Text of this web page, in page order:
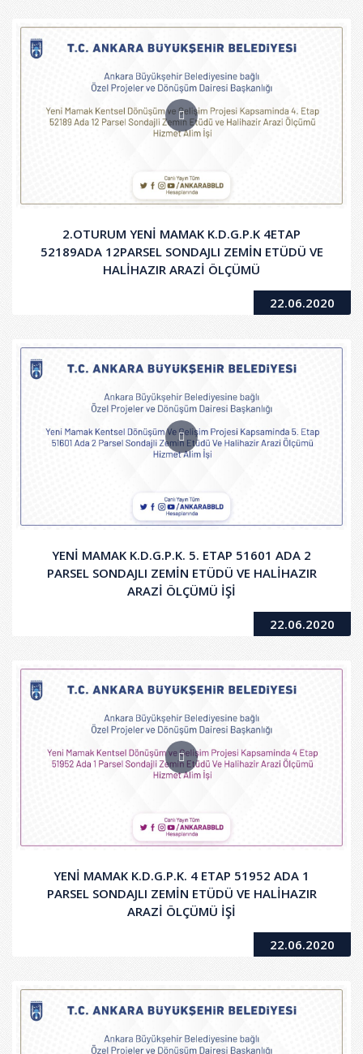
2.OTURUM YENİ MAMAK K.D.G.P.K 4ETAP
52189ADA 12PARSEL SONDAJLI ZEMİN ETÜDÜ VE
HALİHAZIR ARAZİ ÖLÇÜMÜ
22.06.2020
YENİ MAMAK K.D.G.P.K. 5. ETAP 51601 ADA 2
PARSEL SONDAJLI ZEMİN ETÜDÜ VE HALİHAZIR
ARAZİ ÖLÇÜMÜ İŞİ
22.06.2020
YENİ MAMAK K.D.G.P.K. 4 ETAP 51952 ADA 1
PARSEL SONDAJLI ZEMİN ETÜDÜ VE HALİHAZIR
ARAZİ ÖLÇÜMÜ İŞİ
22.06.2020